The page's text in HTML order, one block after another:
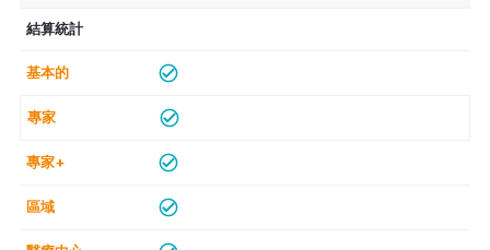
結算統計